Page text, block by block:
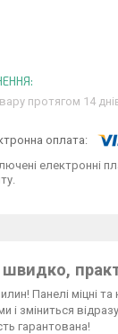
протягом 14
електронні
Панелі міцні
зміниться
гарантована!